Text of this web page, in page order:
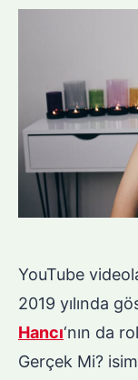
YouTube
2019 yılında
Hancı‘nın da
Gerçek Mi?